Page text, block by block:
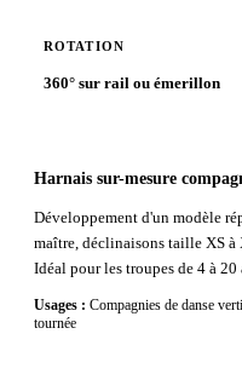
ROTATION
360° sur rail ou émerillon
Harnais sur-mesure
Développement d'un modèle
maître, déclinaisons taille XS
Idéal pour les troupes de 4 à 20
Usages : Compagnies de danse
tournée